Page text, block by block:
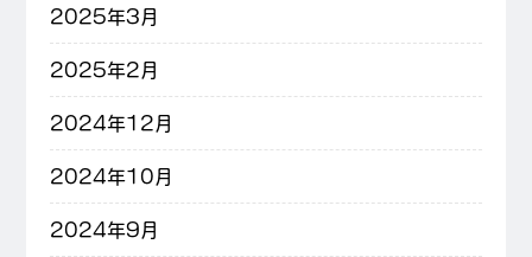
2025年3月
2025年2月
2024年12月
2024年10月
2024年9月